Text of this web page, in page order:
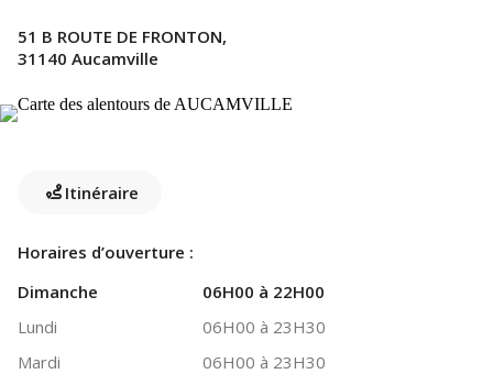
51 B ROUTE DE FRONTON,
31140 Aucamville
Itinéraire
Horaires d’ouverture :
Dimanche
06H00 à 22H00
Lundi
06H00 à 23H30
Mardi
06H00 à 23H30